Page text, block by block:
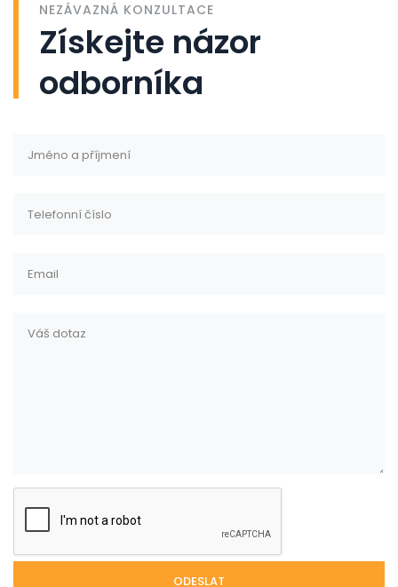
NEZÁVAZNÁ KONZULTACE
Získejte názor
odborníka